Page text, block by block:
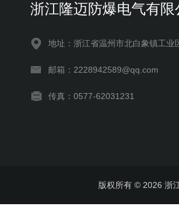
浙江隆迈防爆电气有限
地址：浙江省温州市北白象镇工业
邮箱：2228942589@qq.com
传真：0577-62031231
版权所有 © 2026